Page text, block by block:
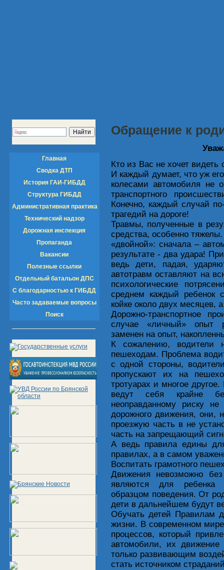
Главная
Сводка ДТП
История ГАИ-ГИБДД
Структура ГИБДД
Административная практика
Технический надзор
Дорожная инспекция
Пропаганда
Вакансии
Полезные ссылки
Отдельный батальон ДПС
С благодарностью к ГИБДД
Часто задаваемые вопросы
Поиск
Обращение к
Кто из Вас не хочет
И каждый думает, что уж
колесами автомобиля не
транспортного
Конечно, каждый случай
трагедий на дороге!
Травмы, полученные в
средства, особенно
«двойной»: сначала –
результате - два удара!
ведь дети, падая,
автотравм оставляют на
психологические
среднем каждый ребенок
койке около двух месяцев,
Дорожно-транспортное
случае «личный» опыт
заменен на опыт,
К сожалению, водители
пешеходам. Проблема
с одной стороны,
пропускают их на
тротуарах и многое
ведут себя крайне
неоправданному риску
дорожного движения, они,
проезжую часть в не
часть на запрещающий
А ведь правила едины
правилах, а в самом
Воспитать грамотного
Движения невозможно
являются для ребенка
образцом поведения. От
дети в дальнейшем будут
Обучать детей Правилам
жизни. В современном
процессов, который
автомобили, их
только развивающим
стать источником